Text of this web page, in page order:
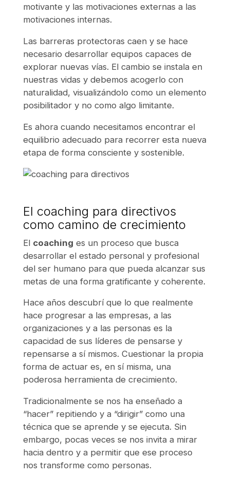
motivante y las motivaciones externas a las
motivaciones internas.
Las barreras protectoras caen y se hace
necesario desarrollar equipos capaces de
explorar nuevas vías. El cambio se instala en
nuestras vidas y debemos acogerlo con
naturalidad, visualizándolo como un elemento
posibilitador y no como algo limitante.
Es ahora cuando necesitamos encontrar el
equilibrio adecuado para recorrer esta nueva
etapa de forma consciente y sostenible.
El coaching para directivos
como camino de crecimiento
El coaching es un proceso que busca
desarrollar el estado personal y profesional
del ser humano para que pueda alcanzar sus
metas de una forma gratificante y coherente.
Hace años descubrí que lo que realmente
hace progresar a las empresas, a las
organizaciones y a las personas es la
capacidad de sus líderes de pensarse y
repensarse a sí mismos. Cuestionar la propia
forma de actuar es, en sí misma, una
poderosa herramienta de crecimiento.
Tradicionalmente se nos ha enseñado a
“hacer” repitiendo y a “dirigir” como una
técnica que se aprende y se ejecuta. Sin
embargo, pocas veces se nos invita a mirar
hacia dentro y a permitir que ese proceso
nos transforme como personas.